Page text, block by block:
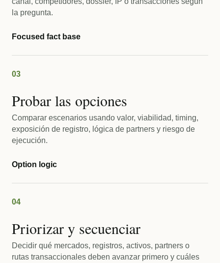
la pregunta.
Focused fact base
03
Probar las opciones
Comparar escenarios usando valor, viabilidad, timing,
exposición de registro, lógica de partners y riesgo de
ejecución.
Option logic
04
Priorizar y secuenciar
Decidir qué mercados, registros, activos, partners o
rutas transaccionales deben avanzar primero y cuáles